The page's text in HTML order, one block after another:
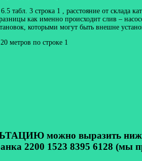
табл. 3 строка 1 , расстояние от склада
как именно происходит слив –
которыми могут быть внешне
метров по строке 1
можно выразить
2200 1523 8395 6128 (мы